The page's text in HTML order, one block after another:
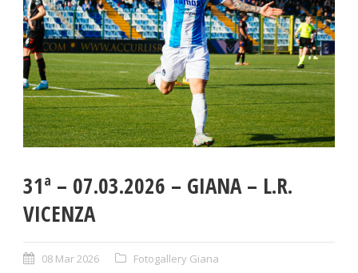
31ª – 07.03.2026 – GIANA – L.R.
VICENZA
08 Mar 2026 Fotogallery Giana